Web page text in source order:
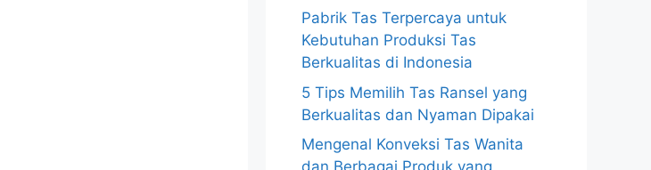
Pabrik Tas Terpercaya untuk
Kebutuhan Produksi Tas
Berkualitas di Indonesia
5 Tips Memilih Tas Ransel yang
Berkualitas dan Nyaman Dipakai
Mengenal Konveksi Tas Wanita
dan Berbagai Produk yang